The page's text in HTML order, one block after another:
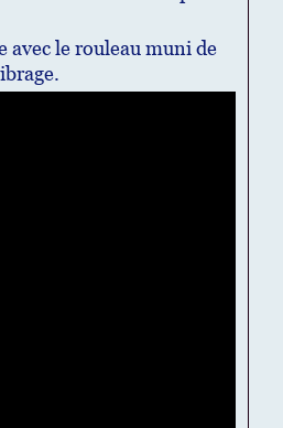
avec le rouleau muni de